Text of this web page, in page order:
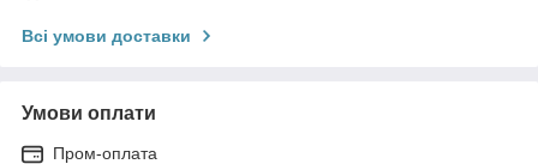
Всі умови доставки
Умови оплати
Пром-оплата